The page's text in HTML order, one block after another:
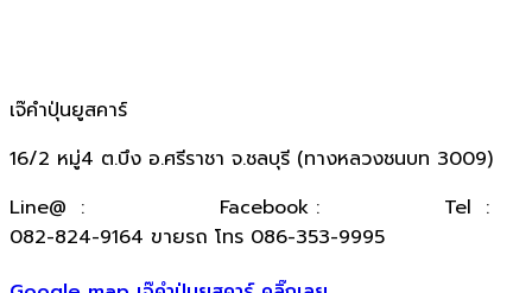
เจ๊คำปุ่นยูสคาร์
16/2 หมู่4 ต.บึง อ.ศรีราชา จ.ชลบุรี (ทางหลวงชนบท 3009)
​Line@ :
Facebook :
Tel :
082-824-9164 ขายรถ โทร 086-353-9995